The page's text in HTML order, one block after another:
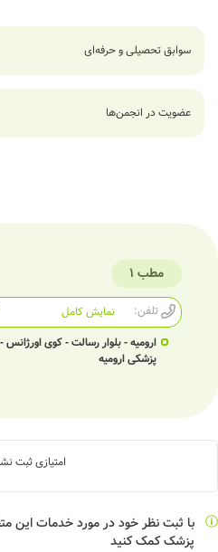
سوابق تحصیلی و حرفه‌ای
عضویت در انجمن‌ها
مطب 1
تلفن:
نمایش کامل
ارومیه - بلوار رسالت - کوی
پزشکی ارومیه
امتیازی ثبت
با ثبت نظر خود در مورد خدمات این
پزشک کمک کنید